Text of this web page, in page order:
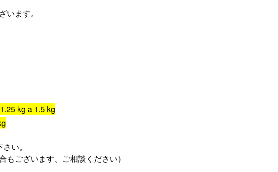
ます。
kg a 1.5kg
い。
もございます、ご相談ください）